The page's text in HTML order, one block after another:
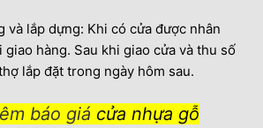
và lắp dựng: Khi có cửa được nhân
hàng. Sau khi giao cửa và thu số
lắp đặt trong ngày hôm sau.
báo giá cửa nhựa gỗ